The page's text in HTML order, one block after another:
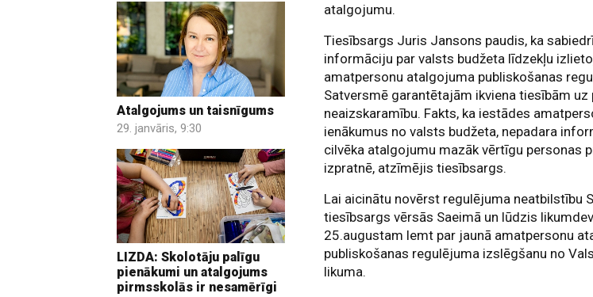
Atalgojums un taisnīgums
29. janvāris, 9:30
LIZDA: Skolotāju palīgu
pienākumi un atalgojums
pirmsskolās ir nesamērīgi
atalgojumu.
Tiesībsargs Juris Jansons paudis, ka
informāciju par valsts budžeta līdzekļu
amatpersonu atalgojuma publiskošanas
Satversmē garantētajām ikviena tiesībām uz
neaizskaramību. Fakts, ka iestādes
ienākumus no valsts budžeta, nepadara
cilvēka atalgojumu mazāk vērtīgu personas
izpratnē, atzīmējis tiesībsargs.
Lai aicinātu novērst regulējuma neatbilstību
tiesībsargs vērsās Saeimā un lūdzis
25.augustam lemt par jaunā amatpersonu
publiskošanas regulējuma izslēgšanu no
likuma.